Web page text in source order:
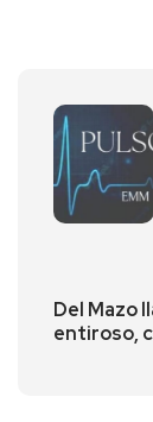
Del Mazo
entiroso,